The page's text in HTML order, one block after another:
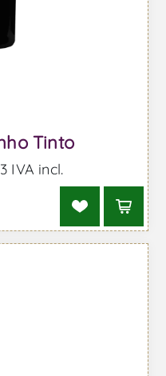
Tinto
IVA incl.